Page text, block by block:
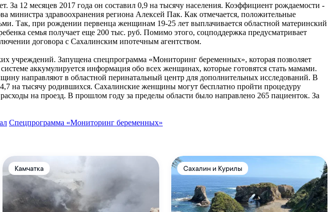
За 12 месяцев 2017 года он составил 0,9 на тысячу населения. Коэффициент рождаемости -
здравоохранения региона Алексей Пак. Как отмечается, положительные
Так, при рождении первенца женщинам 19-25 лет выплачивается областной материнский
семья получает еще 200 тыс. руб. Помимо этого, соцподдержка предусматривает
договора с Сахалинским ипотечным агентством.
учреждений. Запущена спецпрограмма «Мониторинг беременных», которая позволяет
аккумулируется информация обо всех женщинах, которые готовятся стать мамами.
направляют в областной перинатальный центр для дополнительных исследований. В
на тысячу родившихся. Сахалинские женщины могут бесплатно пройти процедуру
на проезд. В прошлом году за пределы области было направлено 265 пациенток. За
Спецпрограмма «Мониторинг беременных»